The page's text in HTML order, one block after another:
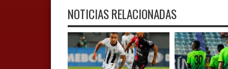
NOTICIAS RELACIONADAS